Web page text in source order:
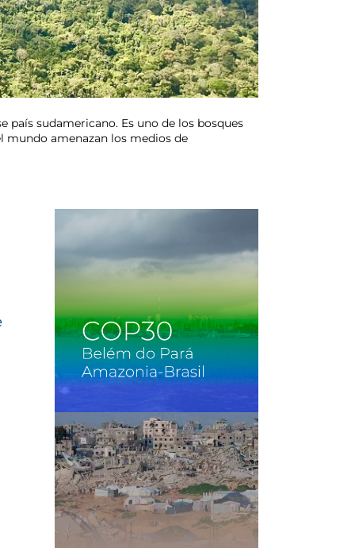
país sudamericano. Es uno de los bosques
mundo amenazan los medios de